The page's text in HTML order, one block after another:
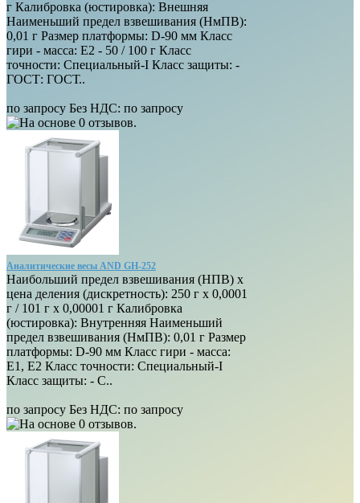
г Калибровка (юстировка): Внешняя
Наименьший предел взвешивания (НмПВ):
0,01 г Размер платформы: D-90 мм Класс
гири - масса: E2 - 50 / 100 г Класс
точности: Специальный-I Класс защиты: -
ГОСТ: ГОСТ..
по запросу Без НДС: по запросу
Аналитические весы AND GH-252
Наибольший предел взвешивания (НПВ) х
цена деления (дискретность): 250 г х 0,0001
г / 101 г х 0,00001 г Калибровка
(юстировка): Внутренняя Наименьший
предел взвешивания (НмПВ): 0,01 г Размер
платформы: D-90 мм Класс гири - масса:
E1, E2 Класс точности: Специальный-I
Класс защиты: - С..
по запросу Без НДС: по запросу